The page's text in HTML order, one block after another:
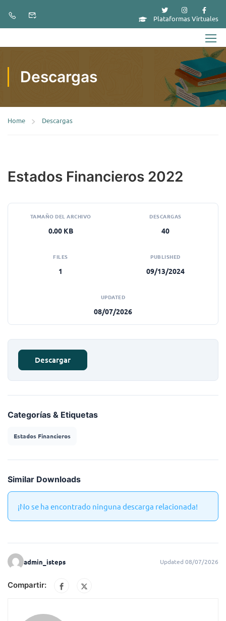
Plataformas Virtuales
Descargas
Home Descargas
Estados Financieros 2022
TAMAÑO DEL ARCHIVO
0.00 KB
DESCARGAS
40
FILES
1
PUBLISHED
09/13/2024
UPDATED
08/07/2026
Descargar
Categorías & Etiquetas
Estados Financieros
Similar Downloads
¡No se ha encontrado ninguna descarga relacionada!
admin_isteps Updated 08/07/2026
Compartir: